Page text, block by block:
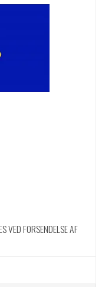
FORSENDELSE AF